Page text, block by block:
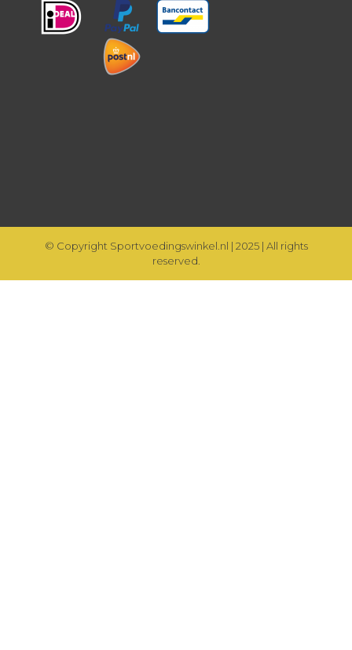
© Copyright Sportvoedingswinkel.nl | 2025 | All rights
reserved.